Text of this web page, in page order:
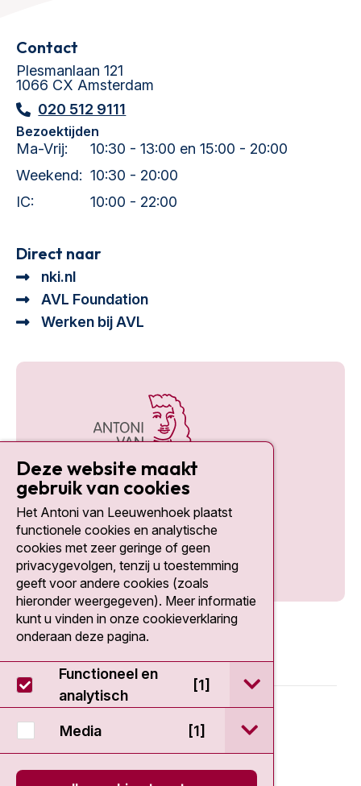
Contact
Plesmanlaan 121
1066 CX Amsterdam
020 512 9111
Bezoektijden
Ma-Vrij:
10:30 - 13:00 en 15:00 - 20:00
Weekend: 10:30 - 20:00
IC:
10:00 - 22:00
Direct naar
nki.nl
AVL Foundation
Werken bij AVL
Social media
© 2026 - Antoni van Leeuwenhoek
Deze website maakt
gebruik van cookies
Het Antoni van Leeuwenhoek plaatst
functionele cookies en analytische
cookies met zeer geringe of geen
privacygevolgen, tenzij u toestemming
geeft voor andere cookies (zoals
hieronder weergegeven). Meer informatie
kunt u vinden in onze cookieverklaring
onderaan deze pagina.
Functioneel en
analytisch
[1] open / sluit
Media [1] open / sluit